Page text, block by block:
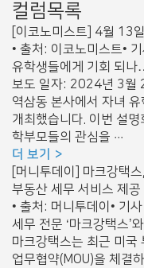
컬럼목록
[이코노미스트] 4월 13
• 출처: 이코노미스트•
유학생들에게 기회 되
보도 일자: 2024년 3월
역삼동 본사에서 자녀
개최했습니다. 이번 설
학부모들의 관심을 ···
더 보기
[머니투데이] 마크강택
부동산 세무 서비스 제공
• 출처: 머니투데이• 기
세무 전문 ‘마크강택스’
마크강택스는 최근 미국
업무협약(MOU)을 체결